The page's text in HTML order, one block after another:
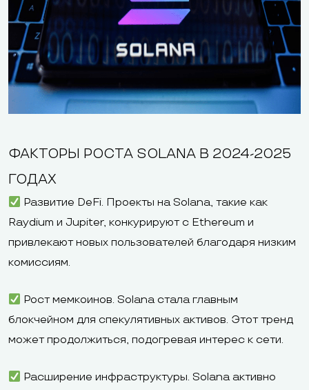
ФАКТОРЫ РОСТА SOLANA В 2024-2025
ГОДАХ
Развитие DeFi. Проекты на Solana, такие как
Raydium и Jupiter, конкурируют с Ethereum и
привлекают новых пользователей благодаря низким
комиссиям.
Рост мемкоинов. Solana стала главным
блокчейном для спекулятивных активов. Этот тренд
может продолжиться, подогревая интерес к сети.
Расширение инфраструктуры. Solana активно